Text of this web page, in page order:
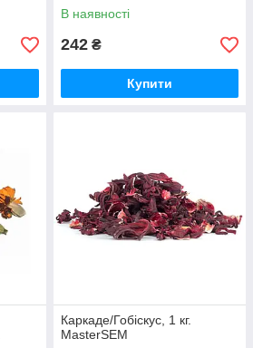
В наявності
242 ₴
Купити
Каркаде/Гобіскус, 1 кг.
MasterSEM